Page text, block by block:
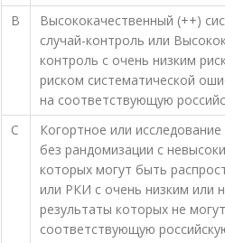
В
Высококачественный (++)
случай-контроль или
контроль с очень низким
риском систематической
на соответствующую
С
Когортное или
без рандомизации с
которых могут быть
или РКИ с очень низким или
результаты которых не
соответствующую